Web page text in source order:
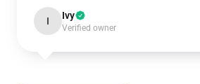
I Ivy
Verified owner